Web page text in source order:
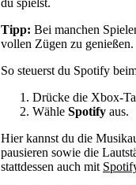
Tipp: Bei manchen
vollen Zügen zu genießen.
So steuerst du Spotify
Drücke die Xbox-
Wähle Spotify aus.
Hier kannst du die
pausieren sowie die
stattdessen auch mit